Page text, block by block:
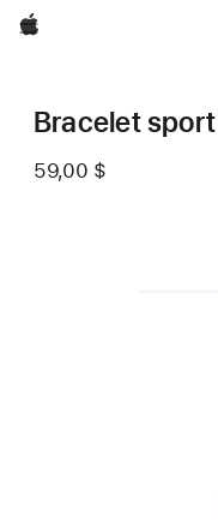
Apple
Bracelet
59,00 $